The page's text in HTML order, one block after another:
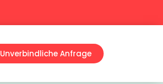
Unverbindliche Anfrage